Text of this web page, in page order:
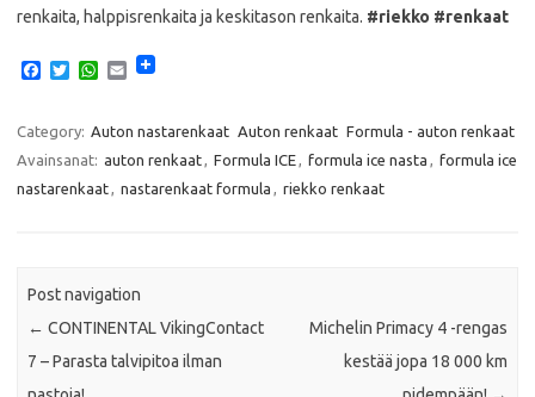
renkaita, halppisrenkaita ja keskitason renkaita. #riekko #renkaat
e
b
o
o
T
t
t
e
r
W
t
A
p
E
i
Category: Auton nastarenkaat Auton renkaat Formula - auton renkaat
Avainsanat: auton renkaat Formula ICE formula ice nasta
formula ice
nastarenkaat
nastarenkaat formula riekko renkaat
Post navigation
← CONTINENTAL VikingContact
7 – Parasta talvipitoa ilman
Michelin Primacy 4 -rengas
kestää jopa 18 000 km